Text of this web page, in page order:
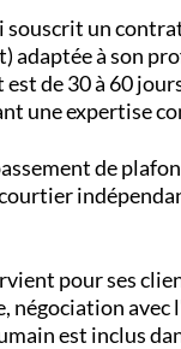
souscrit un
adaptée à son
de 30 à 60
une expertise
de
pour ses
négociation
est inclus